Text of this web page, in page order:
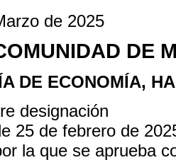
de 2025
DE
DE ECONOMÍA,
designación
25 de febrero de
la que se aprueba